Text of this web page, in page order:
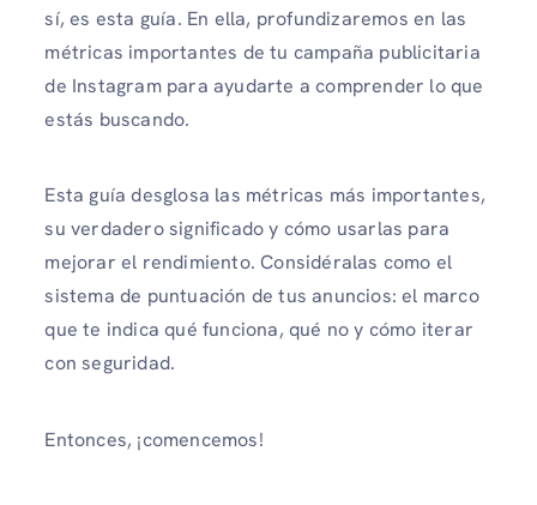
sí, es esta guía. En ella, profundizaremos en las
métricas importantes de tu campaña publicitaria
de Instagram para ayudarte a comprender lo que
estás buscando.
Esta guía desglosa las métricas más importantes,
su verdadero significado y cómo usarlas para
mejorar el rendimiento. Considéralas como el
sistema de puntuación de tus anuncios: el marco
que te indica qué funciona, qué no y cómo iterar
con seguridad.
Entonces, ¡comencemos!